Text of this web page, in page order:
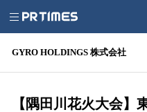
GYRO HOLDINGS 株式会社
【隅田川花火大会】